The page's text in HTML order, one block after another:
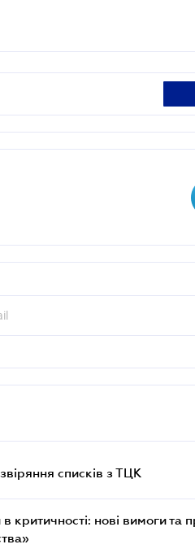
списків з ТЦК
критичності: нові вимоги та